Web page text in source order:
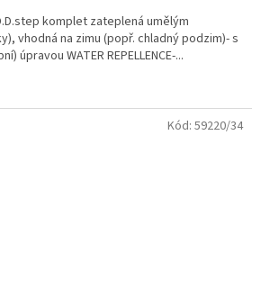
komplet zateplená umělým
vhodná na zimu (popř. chladný podzim)- s
úpravou WATER REPELLENCE-...
Kód: 59220/34